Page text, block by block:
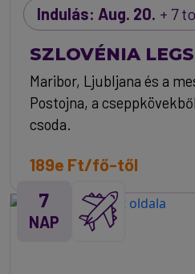
Indulás: Aug. 20. + 7
SZLOVÉNIA
Maribor, Ljubljana és a
Postojna, a
csoda.
189e Ft/fő-től
7
NAP